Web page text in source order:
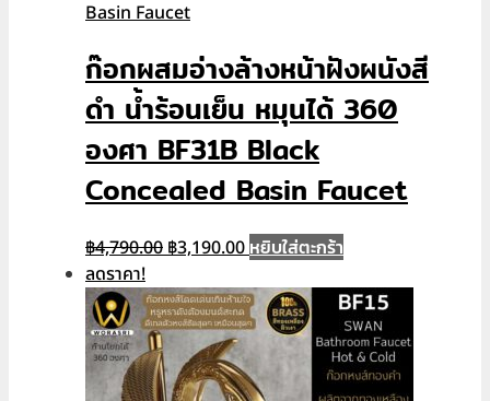
ก๊อกผสมอ่างล้­างหน้าฝังผนังสี
ดำ น้ำร้อนเย็น หมุนได้ 360
องศา BF31B Black
Concealed Basin Faucet
฿4,790.00 Original
was:
฿4,790.00.
฿3,190.00Current
is:
฿3,190.00.
หยิบใส่ตะกร้า
ลดราคา!